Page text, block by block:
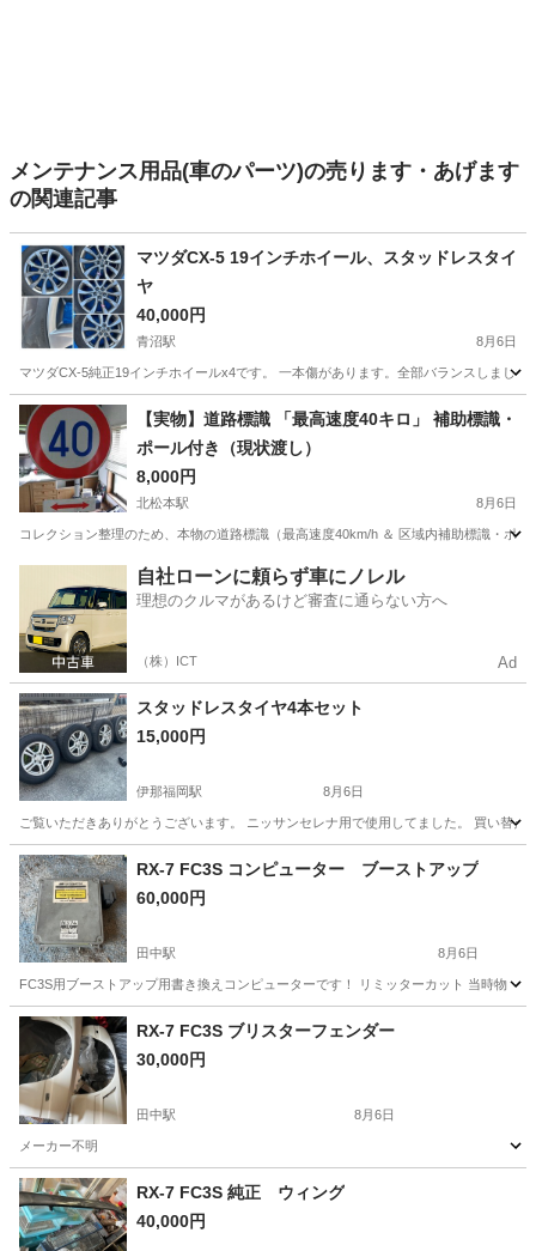
メンテナンス用品(車のパーツ)の売ります・あげます
の関連記事
マツダCX-5 19インチホイール、スタッドレスタイ
ヤ
40,000円
青沼駅 8月6日
マツダCX-5純正19インチホイールx4です。 一本傷があります。全部バランスしまし
長野 佐久市 青沼駅 タイヤ、ホイール
【実物】道路標識 「最高速度40キロ」 補助標識・
ポール付き（現状渡し）
8,000円
北松本駅 8月6日
コレクション整理のため、本物の道路標識（最高速度40km/h ＆ 区域内補助標識・ポ
北松本駅 内装、インテリア 標識
自社ローンに頼らず車にノレル
理想のクルマがあるけど審査に通らない方へ
（株）ICT Ad
スタッドレスタイヤ4本セット
15,000円
伊那福岡駅 8月6日
ご覧いただきありがとうございます。 ニッサンセレナ用で使用してました。 買
長野 上伊那郡 タイヤ、ホイール タイヤ
RX-7 FC3S コンピューター ブーストアップ
60,000円
田中駅 8月6日
FC3S用ブーストアップ用書き換えコンピューターです！ リミッターカット 当時物
長野 上田市 パーツ
RX-7 FC3S ブリスターフェンダー
30,000円
田中駅 8月6日
メーカー不明
長野 上田市 パーツ
RX-7 FC3S 純正 ウィング
40,000円